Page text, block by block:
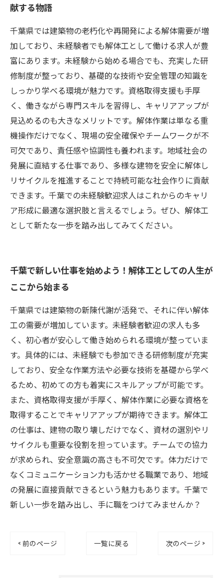
献する物語
千葉県では建築物の老朽化や再開発による解体需要が増
加しており、未経験者でも解体工として働ける求人が豊
富にあります。未経験から始める場合でも、充実した研
修制度が整っており、基礎的な技術や安全管理の知識を
しっかり学べる環境が魅力です。資格取得支援も手厚
く、働きながら専門スキルを習得し、キャリアアップが
見込めるのも大きなメリットです。解体作業は単なる重
機操作だけでなく、現場の安全確保やチームワークが不
可欠であり、責任感や協調性も養われます。地域社会の
発展に直結する仕事であり、多様な建物を安全に解体し
リサイクルを推進することで持続可能な社会作りに貢献
できます。千葉での未経験歓迎求人はこれからのキャリ
ア形成に最適な選択肢と言えるでしょう。ぜひ、解体工
として新たな一歩を踏み出してみてください。
千葉で新しい仕事を始めよう！解体工としての人生が
ここから始まる
千葉県では建築物の新陳代謝が活発で、それに伴い解体
工の需要が増加しています。未経験者歓迎の求人も多
く、初心者が安心して働き始められる環境が整っていま
す。具体的には、未経験でも参加できる研修制度が充実
しており、安全な作業方法や必要な技術を基礎から学べ
るため、初めての方も着実にスキルアップが可能です。
また、資格取得支援が手厚く、解体作業に必要な資格を
取得することでキャリアアップが期待できます。解体工
の仕事は、建物の取り壊しだけでなく、資材の選別やリ
サイクルも重要な役割を担っています。チームでの協力
が求められ、安全意識の高さも不可欠です。体力だけで
なくコミュニケーション力も活かせる職業であり、地域
の発展に直接貢献できるという魅力もあります。千葉で
新しい一歩を踏み出し、手に職をつけてみませんか？
< 前のページ 一覧に戻る 次のページ >